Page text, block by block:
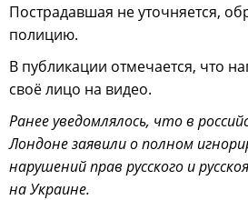
Пострадавшая не уточняется,
полицию.
В публикации отмечается, что
своё лицо на видео.
Ранее уведомлялось, что в
Лондоне заявили о полном
нарушений прав русского и
на Украине.